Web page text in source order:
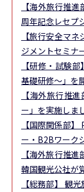
【海外旅行推進
周年記念レセプ
【旅行安全マネ
ジメントセミナ
【研修・試験部
基礎研修～」を
【海外旅行推進
ー」を実施しま
【国際関係部】
ー・B2Bワーク
【海外旅行推進
韓国観光公社が
【総務部】 観光